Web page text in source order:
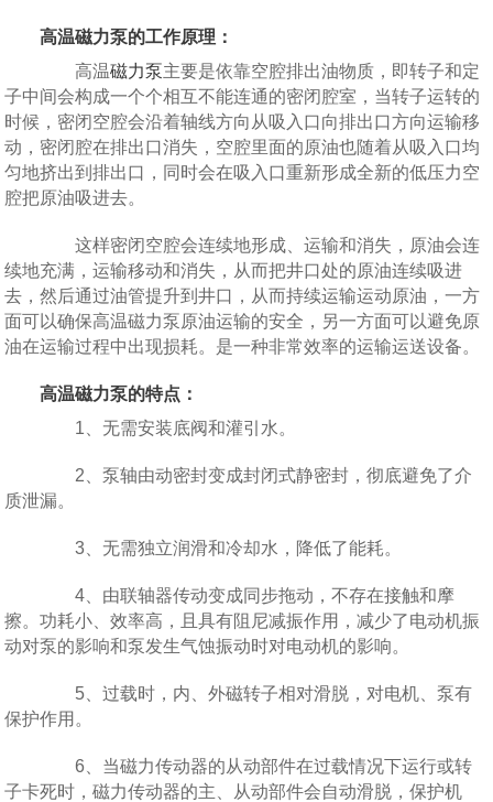
高温磁力泵的工作原理：
高温磁力泵主要是依靠空腔排出油物质，即转子和定
子中间会构成一个个相互不能连通的密闭腔室，当转子运转的
时候，密闭空腔会沿着轴线方向从吸入口向排出口方向运输移
动，密闭腔在排出口消失，空腔里面的原油也随着从吸入口均
匀地挤出到排出口，同时会在吸入口重新形成全新的低压力空
腔把原油吸进去。
这样密闭空腔会连续地形成、运输和消失，原油会连
续地充满，运输移动和消失，从而把井口处的原油连续吸进
去，然后通过油管提升到井口，从而持续运输运动原油，一方
面可以确保高温磁力泵原油运输的安全，另一方面可以避免原
油在运输过程中出现损耗。是一种非常效率的运输运送设备。
高温磁力泵的特点：
1、无需安装底阀和灌引水。
2、泵轴由动密封变成封闭式静密封，彻底避免了介
质泄漏。
3、无需独立润滑和冷却水，降低了能耗。
4、由联轴器传动变成同步拖动，不存在接触和摩
擦。功耗小、效率高，且具有阻尼减振作用，减少了电动机振
动对泵的影响和泵发生气蚀振动时对电动机的影响。
5、过载时，内、外磁转子相对滑脱，对电机、泵有
保护作用。
6、当磁力传动器的从动部件在过载情况下运行或转
子卡死时，磁力传动器的主、从动部件会自动滑脱，保护机